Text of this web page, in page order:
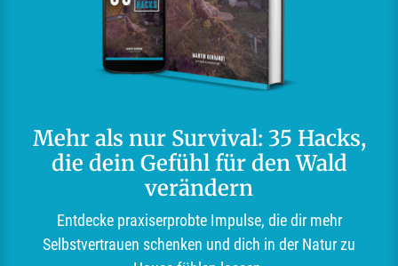
Mehr als nur Survival: 35 Hacks,
die dein Gefühl für den Wald
verändern
Entdecke praxiserprobte Impulse, die dir mehr
Selbstvertrauen schenken und dich in der Natur zu